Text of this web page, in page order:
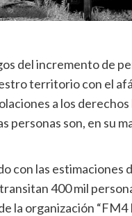
del incremento de
territorio con el
a los
personas son, en su
con las
400 mil
la organización “FM4